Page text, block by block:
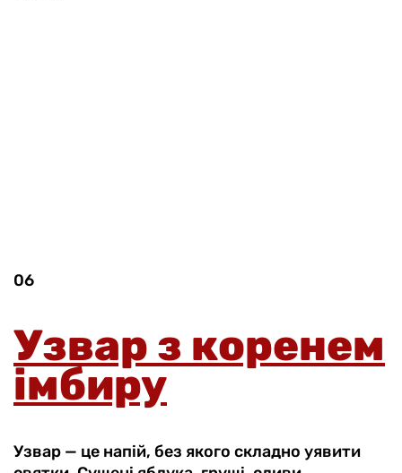
06
Узвар з коренем
імбиру
Узвар — це напій, без якого складно уявити